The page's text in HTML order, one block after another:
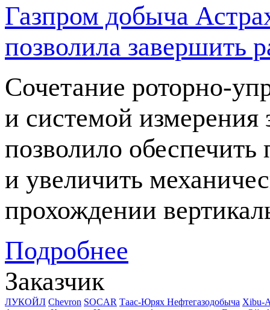
Газпром добыча
позволила завершить
Сочетание роторно-
и системой измерения
позволило
и увеличить
прохождении
Подробнее
Заказчик
ЛУКОЙЛ Chevron SOCAR Таас-Юрях Нефтегазодобыча Xibu-